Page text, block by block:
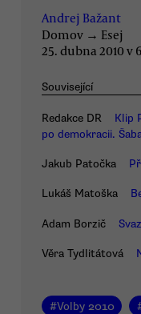
Andrej Bažant
Domov → Esej
25. dubna 2010 v
Související
Redakce DR
Klip
po demokracii.
Jakub Patočka
Lukáš Matoška
Adam Borzič
Věra Tydlitátová
#Volby 2010